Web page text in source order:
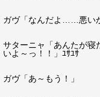
ガヴ「なんだよ……悪い
サターニャ「あんたが寝
いよ～っ！！」ﾕｻﾕｻ
ガヴ「あ～もう！」